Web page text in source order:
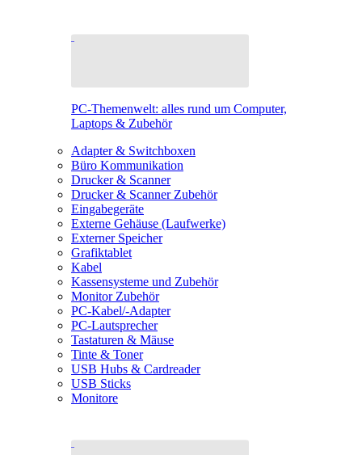
PC-Themenwelt: alles rund um Computer,
Laptops & Zubehör
Adapter & Switchboxen
Büro Kommunikation
Drucker & Scanner
Drucker & Scanner Zubehör
Eingabegeräte
Externe Gehäuse (Laufwerke)
Externer Speicher
Grafiktablet
Kabel
Kassensysteme und Zubehör
Monitor Zubehör
PC-Kabel/-Adapter
PC-Lautsprecher
Tastaturen & Mäuse
Tinte & Toner
USB Hubs & Cardreader
USB Sticks
Monitore